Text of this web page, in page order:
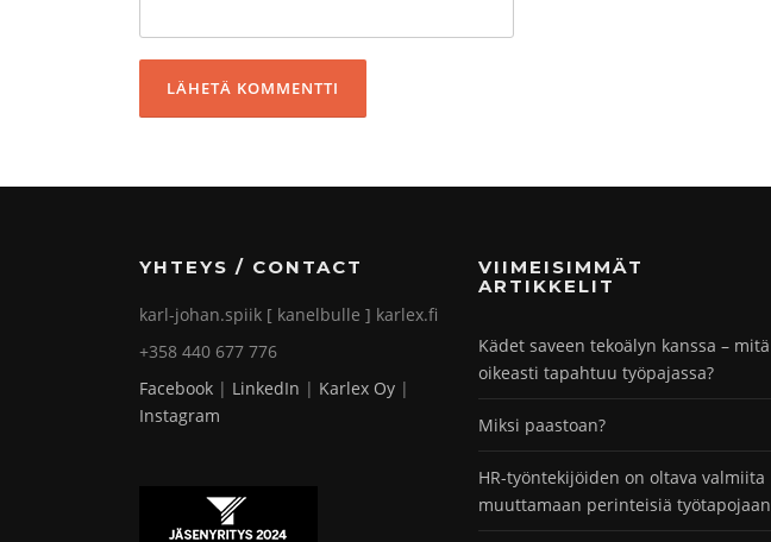
YHTEYS / CONTACT
karl-johan.spiik [ kanelbulle ] karlex.fi
+358 440 677 776
Facebook | LinkedIn | Karlex Oy |
Instagram
VIIMEISIMMÄT
ARTIKKELIT
Kädet saveen tekoälyn kanssa – mitä
oikeasti tapahtuu työpajassa?
Miksi paastoan?
HR-työntekijöiden on oltava valmiita
muuttamaan perinteisiä työtapojaan